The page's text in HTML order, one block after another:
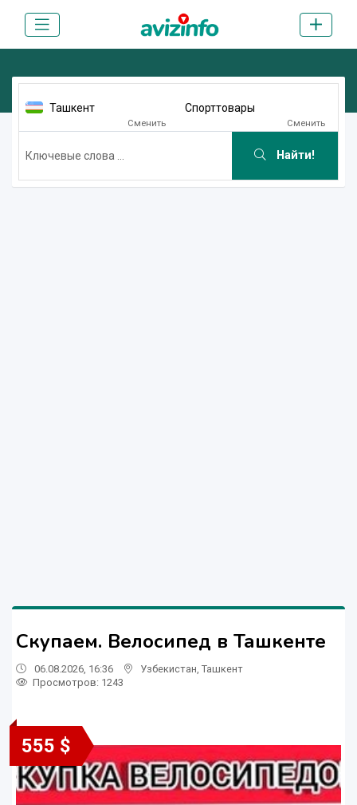
Ташкент
Сменить
Спорттовары
Сменить
Найти!
Скупаем. Велосипед в Ташкенте
06.08.2026, 16:36 Узбекистан Ташкент
Просмотров: 1243
555 $